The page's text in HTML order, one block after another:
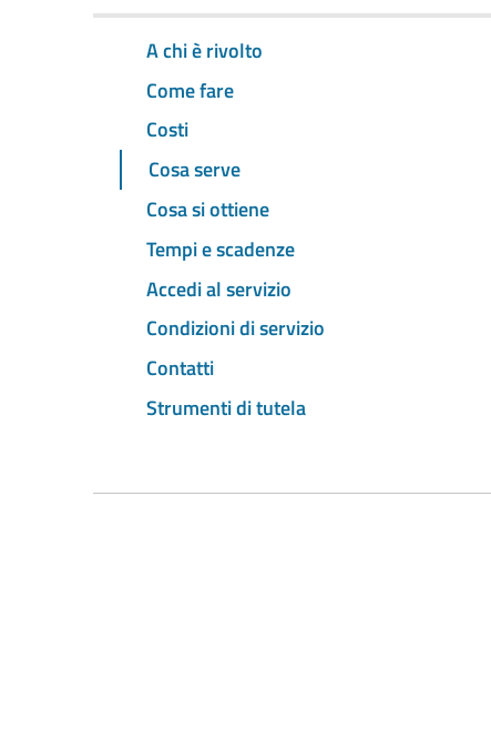
A chi è rivolto
Come fare
Costi
Cosa serve
Cosa si ottiene
Tempi e scadenze
Accedi al servizio
Condizioni di servizio
Contatti
Strumenti di tutela